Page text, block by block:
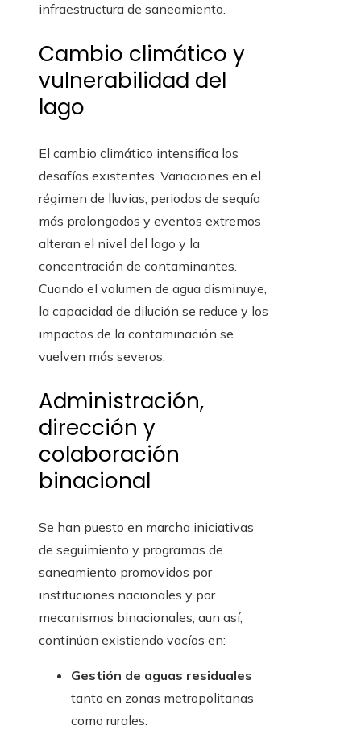
infraestructura de saneamiento.
Cambio climático y
vulnerabilidad del
lago
El cambio climático intensifica los
desafíos existentes. Variaciones en el
régimen de lluvias, periodos de sequía
más prolongados y eventos extremos
alteran el nivel del lago y la
concentración de contaminantes.
Cuando el volumen de agua disminuye,
la capacidad de dilución se reduce y los
impactos de la contaminación se
vuelven más severos.
Administración,
dirección y
colaboración
binacional
Se han puesto en marcha iniciativas
de seguimiento y programas de
saneamiento promovidos por
instituciones nacionales y por
mecanismos binacionales; aun así,
continúan existiendo vacíos en:
Gestión de aguas residuales
tanto en zonas metropolitanas
como rurales.